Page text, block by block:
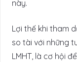
này.
Lợi thế khi tham
so tài với những
LMHT, là cơ hội